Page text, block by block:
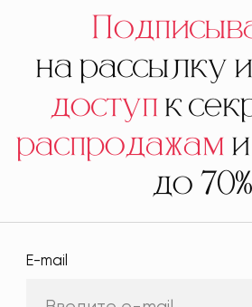
на рассылку и
доступк
распродажами
до 70%
E-mail